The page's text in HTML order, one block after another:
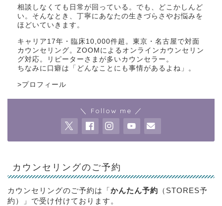
相談しなくても日常が回っている。でも、どこかしんど
い。そんなとき、丁寧にあなたの生きづらさやお悩みを
ほどいていきます。
キャリア17年・臨床10,000件超。東京・名古屋で対面
カウンセリング。ZOOMによるオンラインカウンセリン
グ対応。リピーターさまが多いカウンセラー。
ちなみに口癖は「どんなことにも事情があるよね」。
>プロフィール
＼ Follow me ／
カウンセリングのご予約
カウンセリングのご予約は「かんたん予約 （STORES予
約）」で受け付けております。